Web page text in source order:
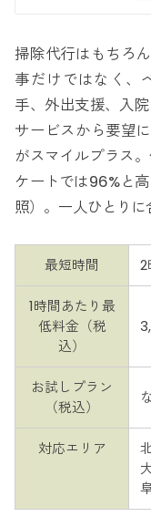
掃除代行はもちろ
事だけではなく、
手、外出支援、入
サービスから要望
がスマイルプラス
ケートでは96%と
照）。一人ひとりに
最短時間 2
1時間あたり最
低料金（税
込）
お試しプラン
（税込）
対応エリア